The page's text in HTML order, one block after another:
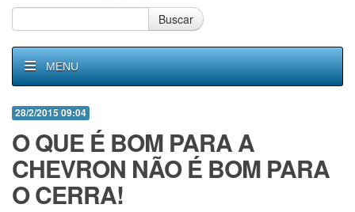
Buscar
MENU
28/2/2015 09:04
O QUE É BOM PARA A
CHEVRON NÃO É BOM PARA
O CERRA!